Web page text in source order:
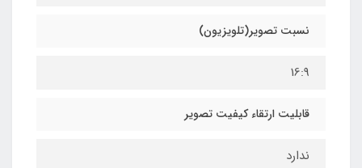
نسبت تصویر(تلویزیون)
16:9
قابلیت ارتقاء کیفیت تصویر
ندارد